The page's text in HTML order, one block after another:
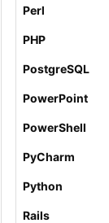
Perl
PHP
PostgreSQL
PowerPoint
PowerShell
PyCharm
Python
Rails